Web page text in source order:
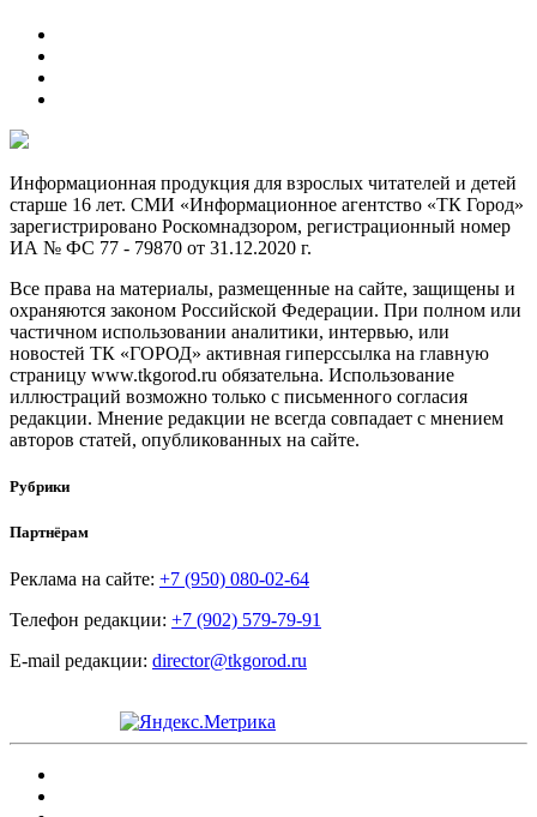
Информационная продукция для взрослых читателей и детей
старше 16 лет. СМИ «Информационное агентство «ТК Город»
зарегистрировано Роскомнадзором, регистрационный номер
ИА № ФС 77 - 79870 от 31.12.2020 г.
Все права на материалы, размещенные на сайте, защищены и
охраняются законом Российской Федерации. При полном или
частичном использовании аналитики, интервью, или
новостей ТК «ГОРОД» активная гиперссылка на главную
страницу www.tkgorod.ru обязательна. Использование
иллюстраций возможно только с письменного согласия
редакции. Мнение редакции не всегда совпадает с мнением
авторов статей, опубликованных на сайте.
Рубрики
Партнёрам
Реклама на сайте: +7 (950) 080-02-64
Телефон редакции: +7 (902) 579-79-91
E-mail редакции: director@tkgorod.ru